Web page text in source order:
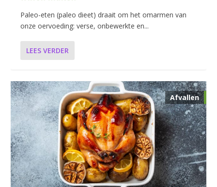
Paleo-eten (paleo dieet) draait om het omarmen van
onze oervoeding: verse, onbewerkte en...
LEES VERDER
Afvallen